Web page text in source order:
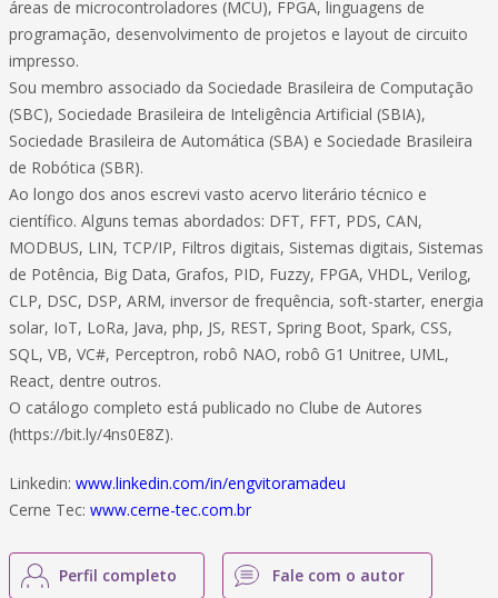
áreas de microcontroladores (MCU), FPGA, linguagens de
programação, desenvolvimento de projetos e layout de circuito
impresso.
Sou membro associado da Sociedade Brasileira de Computação
(SBC), Sociedade Brasileira de Inteligência Artificial (SBIA),
Sociedade Brasileira de Automática (SBA) e Sociedade Brasileira
de Robótica (SBR).
Ao longo dos anos escrevi vasto acervo literário técnico e
científico. Alguns temas abordados: DFT, FFT, PDS, CAN,
MODBUS, LIN, TCP/IP, Filtros digitais, Sistemas digitais, Sistemas
de Potência, Big Data, Grafos, PID, Fuzzy, FPGA, VHDL, Verilog,
CLP, DSC, DSP, ARM, inversor de frequência, soft-starter, energia
solar, IoT, LoRa, Java, php, JS, REST, Spring Boot, Spark, CSS,
SQL, VB, VC#, Perceptron, robô NAO, robô G1 Unitree, UML,
React, dentre outros.
O catálogo completo está publicado no Clube de Autores
(https://bit.ly/4ns0E8Z).
Linkedin: www.linkedin.com/in/engvitoramadeu
Cerne Tec: www.cerne-tec.com.br
Perfil completo Fale com o autor